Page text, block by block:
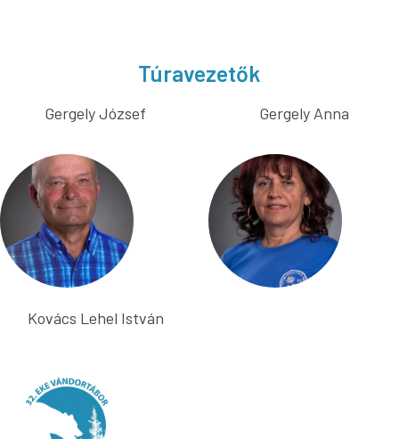
Túravezetők
Gergely József Gergely Anna
Kovács Lehel István